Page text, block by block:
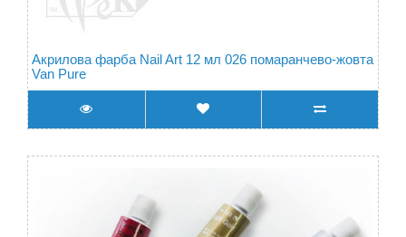
Акрилова фарба Nail Art 12 мл 026 помаранчево-жовта
Van Pure